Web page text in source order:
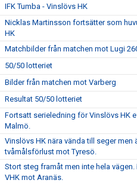
IFK Tumba - Vinslövs HK
Nicklas Martinsson fortsätter som
HK
Matchbilder från matchen mot Lugi
50/50 lotteriet
Bilder från matchen mot Varberg
Resultat 50/50 lotteriet
Fortsatt serieledning för Vinslövs HK
Malmö.
Vinslövs HK nära vända till seger men
tvåmålsförlust mot Tyresö.
Stort steg framåt men inte hela
VHK mot Aranäs.